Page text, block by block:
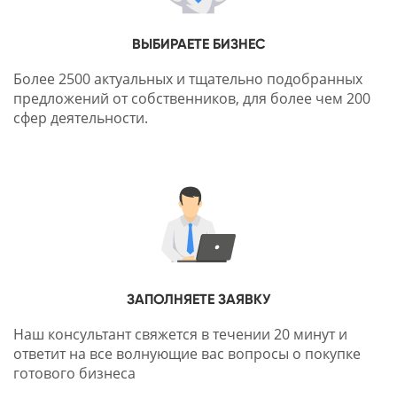
ВЫБИРАЕТЕ БИЗНЕС
Более 2500 актуальных и тщательно подобранных
предложений от собственников, для более чем 200
сфер деятельности.
ЗАПОЛНЯЕТЕ ЗАЯВКУ
Наш консультант свяжется в течении 20 минут и
ответит на все волнующие вас вопросы о покупке
готового бизнеса